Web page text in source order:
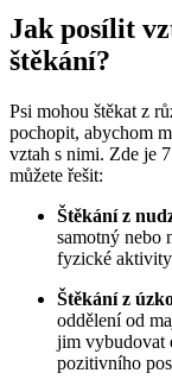
Jak posílit
štěkání?
Psi mohou štěkat z
pochopit, abychom
vztah s nimi. Zde je
můžete řešit:
Štěkání z
samotný nebo
fyzické aktivity
Štěkání z
oddělení od
jim vybudovat
pozitivního